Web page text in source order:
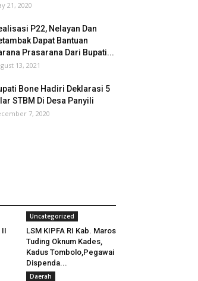
21, 2020
P22, Nelayan Dan
Dapat Bantuan
Prasarana Dari Bupati...
13, 2021
Bone Hadiri Deklarasi 5
STBM Di Desa Panyili
7, 2020
II
Uncategorized
LSM KIPFA RI Kab. Maros
Tuding Oknum Kades,
Kadus Tombolo,Pegawai
Dispenda...
Daerah